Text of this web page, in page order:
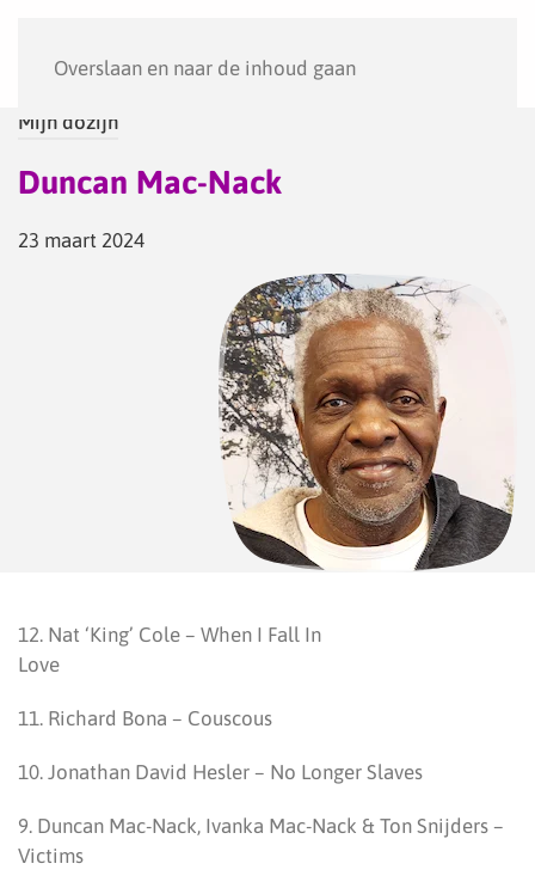
Overslaan en naar de inhoud gaan
Mijn dozijn
Duncan Mac-Nack
23 maart 2024
12. Nat ‘King’ Cole – When I Fall In
Love
11. Richard Bona – Couscous
10. Jonathan David Hesler – No Longer Slaves
9. Duncan Mac-Nack, Ivanka Mac-Nack & Ton Snijders –
Victims